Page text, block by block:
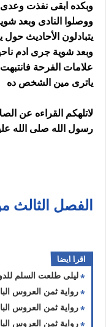
وبكده ابقى نفذت
ووصلوا النادى وبعد
يتبادلون الأحاديث حول
وبعد شوية جرى ادم
علامات الفرحة
ياترى مين الشخص ده
لاتلهكم القراءه عن
رسول الله صلى الله
الفصل الثالث
اقرا ايضا
ليلى طلعت السلم
رواية ثمن العروس البارت
رواية ثمن العروس
رواية ثمن العروس